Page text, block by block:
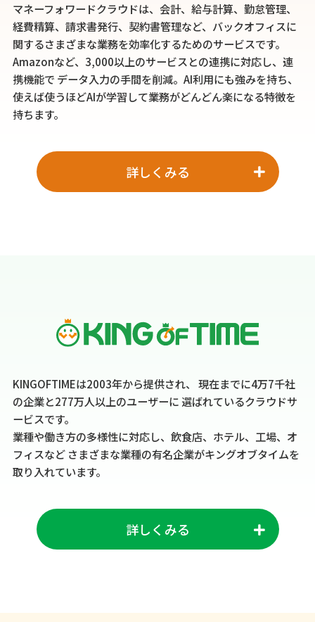
マネーフォワードクラウドは、会計、給与計算、勤怠管理、
経費精算、請求書発行、契約書管理など、バックオフィスに
関するさまざまな業務を効率化するためのサービスです。
Amazonなど、3,000以上のサービスとの連携に対応し、連
携機能で データ入力の手間を削減。AI利用にも強みを持ち、
使えば使うほどAIが学習して業務がどんどん楽になる特徴を
持ちます。
詳しくみる
KINGOFTIMEは2003年から提供され、 現在までに4万7千社
の企業と277万人以上のユーザーに 選ばれているクラウドサ
ービスです。
業種や働き方の多様性に対応し、飲食店、ホテル、工場、オ
フィスなどさまざまな業種の有名企業がキングオブタイムを
取り入れています。
詳しくみる